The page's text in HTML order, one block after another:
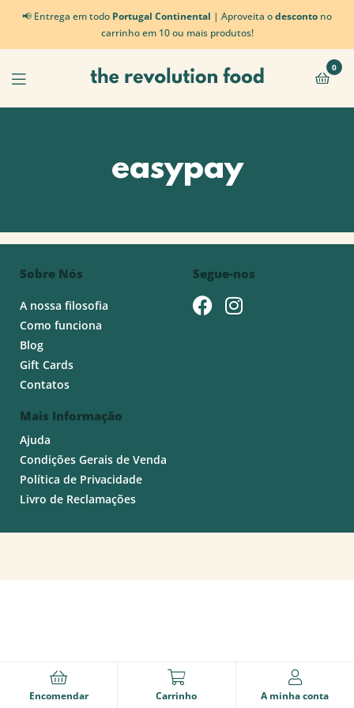
📢 Entrega em todo Portugal Continental | Aproveita odesconto no
carrinho em 10 ou mais produtos!
0
easypay
Sobre Nós
A nossa filosofia
Como funciona
Blog
Gift Cards
Contatos
Mais Informação
Ajuda
Condições Gerais de Venda
Política de Privacidade
Livro de Reclamações
Segue-nos
Encomendar Carrinho A minha conta